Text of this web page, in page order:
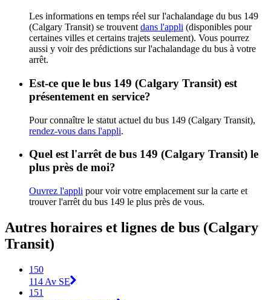
Les informations en temps réel sur l'achalandage du bus 149
(Calgary Transit) se trouvent dans l'appli (disponibles pour
certaines villes et certains trajets seulement). Vous pourrez
aussi y voir des prédictions sur l'achalandage du bus à votre
arrêt.
Est-ce que le bus 149 (Calgary Transit) est
présentement en service?
Pour connaître le statut actuel du bus 149 (Calgary Transit),
rendez-vous dans l'appli.
Quel est l'arrêt de bus 149 (Calgary Transit) le
plus près de moi?
Ouvrez l'appli pour voir votre emplacement sur la carte et
trouver l'arrêt du bus 149 le plus près de vous.
Autres horaires et lignes de bus (Calgary
Transit)
150
114 Av SE
151